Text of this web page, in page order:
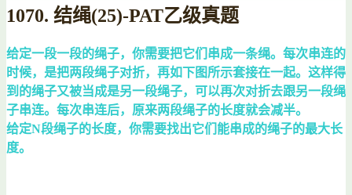
1070. 结绳(25)-PAT乙级真题
给定一段一段的绳子，你需要把它们串成一条绳。每次串连的
时候，是把两段绳子对折，再如下图所示套接在一起。这样得
到的绳子又被当成是另一段绳子，可以再次对折去跟另一段绳
子串连。每次串连后，原来两段绳子的长度就会减半。
给定N段绳子的长度，你需要找出它们能串成的绳子的最大长
度。